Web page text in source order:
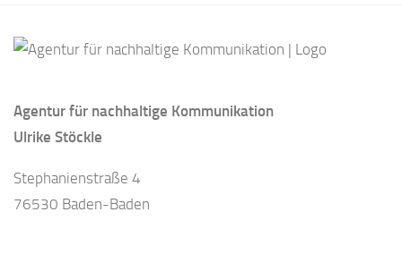
Agentur für nachhaltige Kommunikation
Ulrike Stöckle
Stephanienstraße 4
76530 Baden-Baden